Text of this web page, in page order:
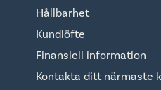
Hållbarhet
Kundlöfte
Finansiell information
Kontakta ditt närmaste